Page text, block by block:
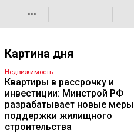
•••
Картина дня
Недвижимость
Квартиры в рассрочку и
инвестиции: Минстрой РФ
разрабатывает новые меры
поддержки жилищного
строительства